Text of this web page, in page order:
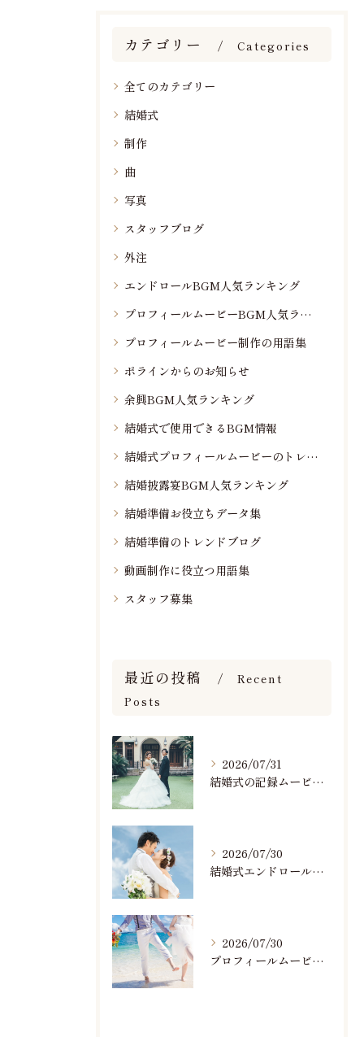
カテゴリー Categories
全てのカテゴリー
結婚式
制作
曲
写真
スタッフブログ
外注
エンドロールBGM人気ランキング
プロフィールムービーBGM人気ランキング
プロフィールムービー制作の用語集
ポラインからのお知らせ
余興BGM人気ランキング
結婚式で使用できるBGM情報
結婚式プロフィールムービーのトレンド情報
結婚披露宴BGM人気ランキング
結婚準備お役立ちデータ集
結婚準備のトレンドブログ
動画制作に役立つ用語集
スタッフ募集
最近の投稿
Recent
Posts
2026/07/31
結婚式の記録ムービーの映像撮影スタッフを募集中です
2026/07/30
結婚式エンドロールで人気のおすすめBGM楽曲ランキング！(7/29最新)
2026/07/30
プロフィールムービーで人気おすすめのBGM楽曲ランキング！(7/29最新)